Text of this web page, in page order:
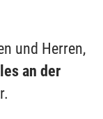
und Herren,
an der